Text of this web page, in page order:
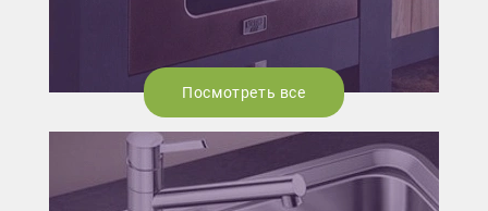
Посмотреть все